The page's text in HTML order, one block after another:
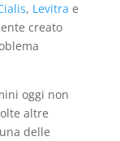
, Levitra e
creato
oggi non
altre
delle